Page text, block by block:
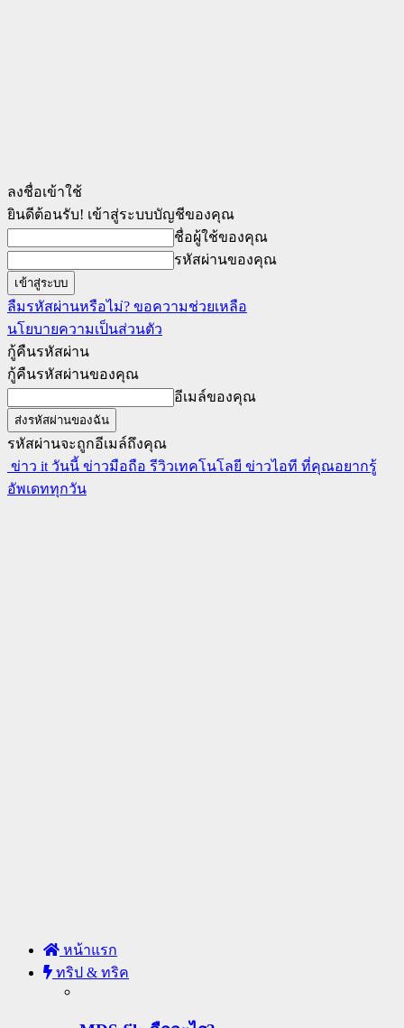
ลงชื่อเข้าใช้
ยินดีต้อนรับ! เข้าสู่ระบบบัญชีของคุณ
ชื่อผู้ใช้ของคุณ
รหัสผ่านของคุณ
ลืมรหัสผ่านหรือไม่? ขอความช่วยเหลือ
นโยบายความเป็นส่วนตัว
กู้คืนรหัสผ่าน
กู้คืนรหัสผ่านของคุณ
อีเมล์ของคุณ
รหัสผ่านจะถูกอีเมล์ถึงคุณ
ข่าว it วันนี้ ข่าวมือถือ รีวิวเทคโนโลยี ข่าวไอที ที่คุณอยากรู้
อัพเดททุกวัน
หน้าแรก
ทริป & ทริค